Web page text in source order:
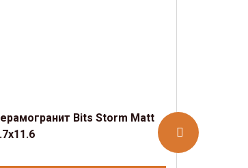
Bits Storm Matt
3.7x11.6